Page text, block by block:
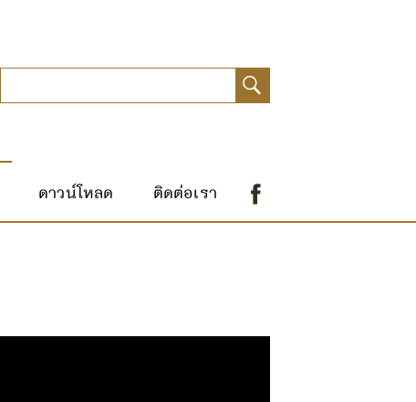
ดาวน์โหลด ติดต่อเรา